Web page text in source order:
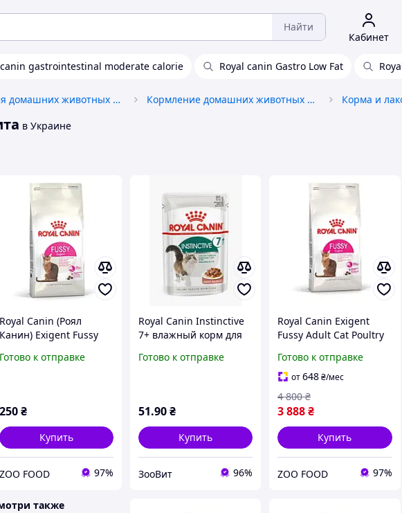
Найти
Кабинет
canin gastrointestinal moderate calorie Royal canin Gastro Low Fat
Товары для домашних животных и птиц Кормление домашних животных и птиц
в Украине
Royal Canin (Роял
Канин) Exigent Fussy
корм для взрослых
аппетитом с мясом
птицы 400
Готово к отправке
250₴
Купить
ZOO FOOD 97%
Royal Canin Instinctive
7+ влажный корм для
возбуждает аппетит
Готово к отправке
51.90₴
Купить
ЗооВит 96%
Royal Canin Exigent
Fussy Adult Cat Poultry
взрослых котов с
привередливым
аппетитом с мясом
птицы 10 кг
Готово к отправке
от648₴/мес
3 888₴
4 800 ₴
Купить
ZOO FOOD 97%
также